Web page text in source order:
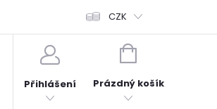
Hodnocení obchodu
CZK
Přihlášení
NÁKUPNÍ
Prázdný košík